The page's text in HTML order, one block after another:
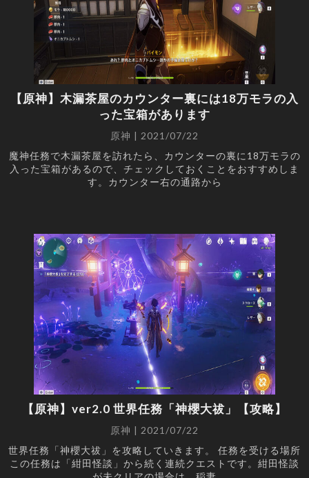
【原神】木漏茶屋のカウンター裏には18万モラの入
った宝箱があります
原神 | 2021/07/22
魔神任務で木漏茶屋を訪れたら、カウンターの裏に18万モラの
入った宝箱があるので、チェックしておくことをおすすめしま
す。カウンター右の通路から
【原神】ver2.0 世界任務「神櫻大祓」【攻略】
原神 | 2021/07/22
世界任務「神櫻大祓」を攻略していきます。 任務を受ける場所
この任務は「紺田怪談」から続く連続クエストです。紺田怪談